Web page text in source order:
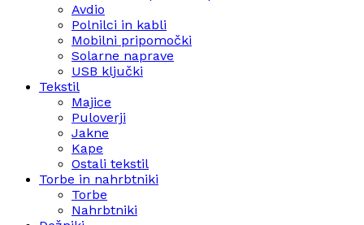
Avdio
Polnilci in kabli
Mobilni pripomočki
Solarne naprave
USB ključki
Tekstil
Majice
Puloverji
Jakne
Kape
Ostali tekstil
Torbe in nahrbtniki
Torbe
Nahrbtniki